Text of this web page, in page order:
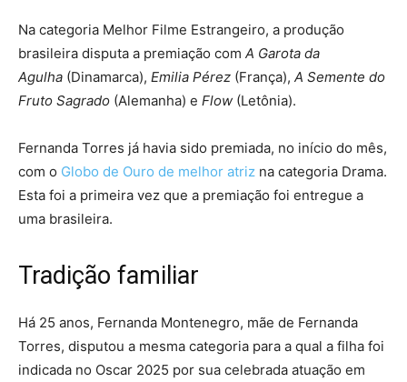
Na categoria Melhor Filme Estrangeiro, a produção
brasileira disputa a premiação com A Garota da
Agulha (Dinamarca), Emilia Pérez (França), A Semente do
Fruto Sagrado (Alemanha) e Flow (Letônia).
Fernanda Torres já havia sido premiada, no início do mês,
com o Globo de Ouro de melhor atriz na categoria Drama.
Esta foi a primeira vez que a premiação foi entregue a
uma brasileira.
Tradição familiar
Há 25 anos, Fernanda Montenegro, mãe de Fernanda
Torres, disputou a mesma categoria para a qual a filha foi
indicada no Oscar 2025 por sua celebrada atuação em